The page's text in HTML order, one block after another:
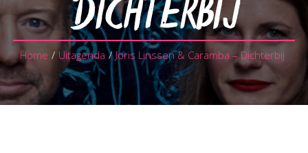
Plan je bezoek
DICHTERBIJ
Home / Uitagenda / Joris Linssen & Caramba – Dichterbij